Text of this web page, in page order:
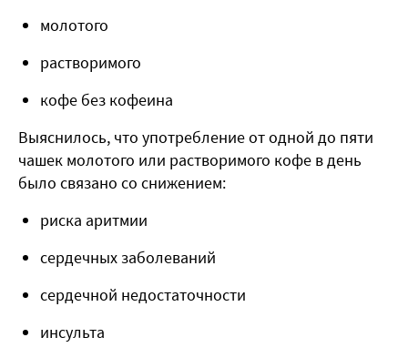
молотого
растворимого
кофе без кофеина
Выяснилось, что употребление от одной до пяти
чашек молотого или растворимого кофе в день
было связано со снижением:
риска аритмии
сердечных заболеваний
сердечной недостаточности
инсульта